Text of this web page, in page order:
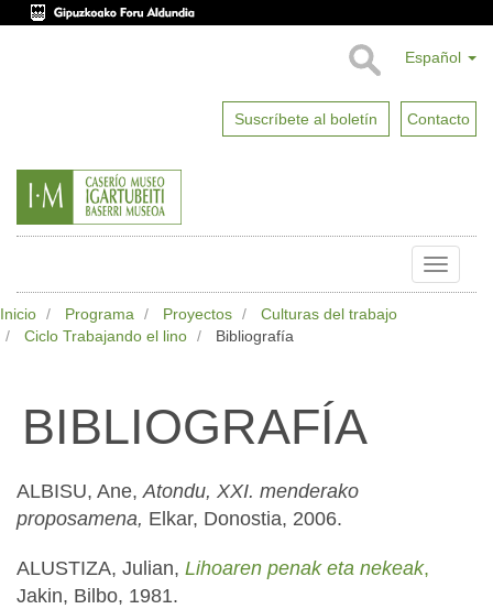
Español
Suscríbete al boletín Contacto
Toggle
Inicio Programa Proyectos
Culturas del trabajo
Ciclo Trabajando el lino
Bibliografía
BIBLIOGRAFÍA
ALBISU, Ane,Atondu, XXI. menderako
proposamena, Elkar, Donostia, 2006.
ALUSTIZA, Julian, Lihoaren penak eta nekeak,
Jakin, Bilbo, 1981.